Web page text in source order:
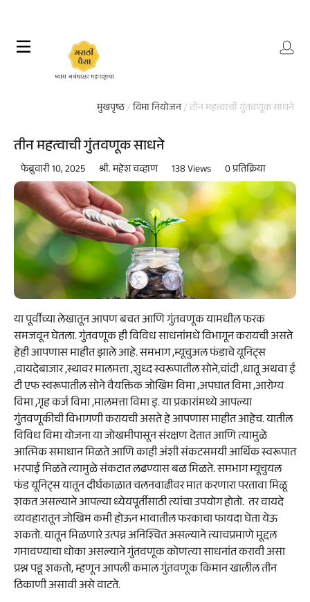
मुखपृष्ठ/विमा नियोजन/ तीन महत्वाची गुंतवणूक साधने
तीन महत्वाची गुंतवणूक साधने
फेब्रुवारी 10, 2025 श्री. महेश चव्हाण 138 Views 0 प्रतिक्रिया
या पूर्वीच्या लेखातून आपण बचत आणि गुंतवणूक यामधील फरक
समजवून घेतला. गुंतवणूक ही विविध साधनांमधे विभागून करायची असते
हेही आपणास माहीत झाले आहे. समभाग ,म्यूचुअल फंडाचे यूनिट्स
,वायदेबाजार ,स्थावर मालमत्ता ,शुध्द स्वरूपातील सोने,चांदी ,धातू अथवा ई
टी एफ स्वरूपातील सोने वैयक्तिक जोखिम विमा ,अपघात विमा ,आरोग्य
विमा ,गृह कर्ज विमा ,मालमत्ता विमा इ. या प्रकारांमध्ये आपल्या
गुंतवणूकीची विभागणी करायची असते हे आपणास माहीत आहेच. यातील
विविध विमा योजना या जोखमीपासून संरक्षण देतात आणि त्यामुळे
आत्मिक समाधान मिळते आणि काही अंशी संकटसमयी आर्थिक स्वरूपात
भरपाई मिळते त्यामुळे संकटात लढण्यास बळ मिळते. समभाग म्यूचुयल
फंड यूनिट्स यातून दीर्घकाळात चलनवाढीवर मात करणारा परतावा मिळू
शकत असल्याने आपल्या ध्येयपूर्तीसाठी त्यांचा उपयोग होतो. तर वायदे
व्यवहारातून जोखिम कमी होऊन भावातील फरकाचा फायदा घेता येऊ
शकतो. यातून मिळणारे उत्पन्न अनिश्चित असल्याने त्याचप्रमाणे मूद्दल
गमावण्याचा धोका असल्याने गुंतवणूक कोणत्या साधनांत करावी असा
प्रश्न पडू शकतो, म्हणून आपली कमाल गुंतवणूक किमान खालील तीन
ठिकाणी असावी असे वाटते.